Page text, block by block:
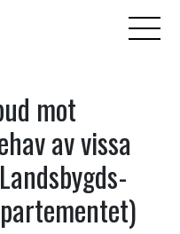
mot
av vissa